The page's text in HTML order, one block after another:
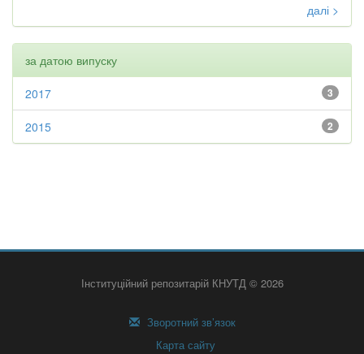
далі >
за датою випуску
3
2017
2
2015
Інституційний репозитарій КНУТД © 2026
Зворотний зв’язок
Карта сайту